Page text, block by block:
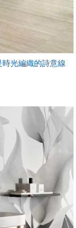
光編織的詩意線